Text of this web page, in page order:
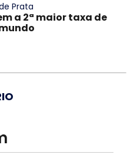
Prata
a 2ª maior taxa de